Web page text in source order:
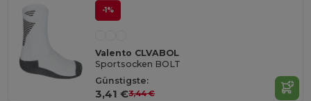
-1%
Valento CLVABOL
Sportsocken BOLT
Günstigste:
3,41 €3,44 €